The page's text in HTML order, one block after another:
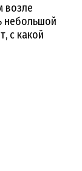
возле
небольшой
с какой